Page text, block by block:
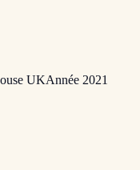
UKAnnée 2021